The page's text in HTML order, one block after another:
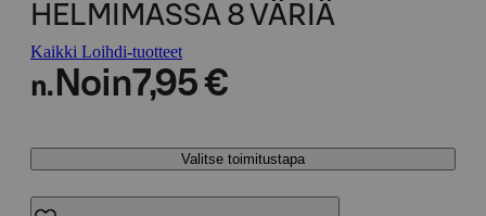
HELMIMASSA 8 VÄRIÄ
Kaikki Loihdi-tuotteet
n. Noin7,95 €
Valitse toimitustapa